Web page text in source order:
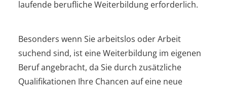
laufende berufliche Weiterbildung erforderlich.
Besonders wenn Sie arbeitslos oder Arbeit
suchend sind, ist eine Weiterbildung im eigenen
Beruf angebracht, da Sie durch zusätzliche
Qualifikationen Ihre Chancen auf eine neue